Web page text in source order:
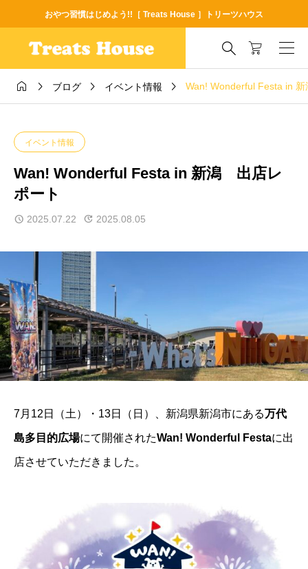
おやつ習慣はじめよう!!［ Treats House ］トリーツハウス

  ブログ  イベント情報  Wan! Wonderful Festa in
イベント情報
Wan! Wonderful Festa in 新潟 出店レ
ポート
2025.07.22 2025.08.05
7月12日（土）・13日（日）、新潟県新潟市にある万代
島多目的広場にて開催されたWan! Wonderful Festaに出
店させていただきました。